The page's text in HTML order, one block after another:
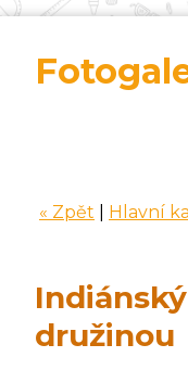
« Zpět Hlavní
družinou